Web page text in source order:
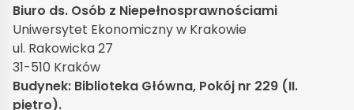
Biuro ds. Osób z Niepełnosprawnościami
Uniwersytet Ekonomiczny w Krakowie
ul. Rakowicka 27
31-510 Kraków
Budynek: Biblioteka Główna, Pokój nr 229 (II.
piętro).